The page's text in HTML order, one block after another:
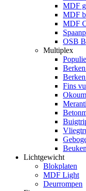
MDF
MDF
MDF
OSB
Multiplex
Fins
Beuken
Lichtgewicht
Blokplaten
MDF Light
Deurrompen